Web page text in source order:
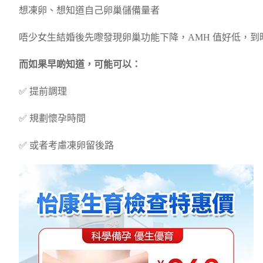
想凍卵、想知道自己卵巢儲備量者
唔少女生結婚後先嚟發現卵巢功能下降，AMH 值好低，到
而如果早啲知道，可能可以：
✅ 提前調理
✅ 規劃懷孕時間
✅ 或者考慮凍卵留後路